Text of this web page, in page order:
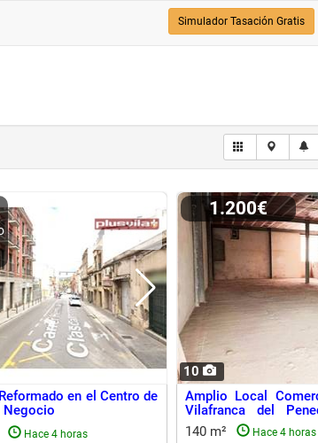
Simulador Tasación Gratis
en el Centro de
Negocio
Hace 4 horas
10
1.200€
Amplio Local
Vilafranca del
Negocio
140 m² Hace 4 horas